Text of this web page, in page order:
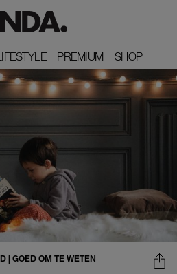
PREMIUM
PREMIUM SHOP
SHOP
| GOED OM TE WETEN